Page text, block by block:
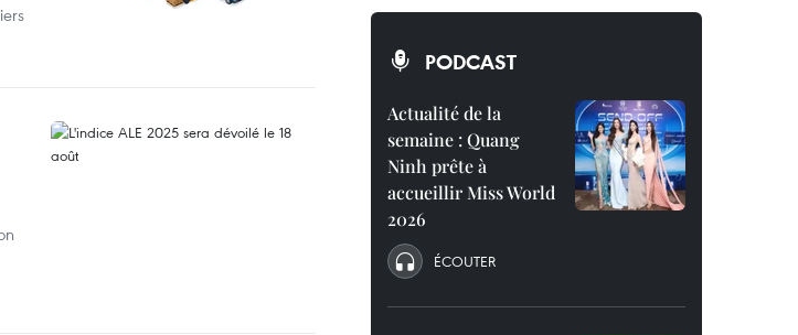
PODCAST
Actualité de la
semaine : Quang
Ninh prête à
accueillir Miss World
2026
ÉCOUTER